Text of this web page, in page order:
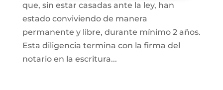
que, sin estar casadas ante la ley, han
estado conviviendo de manera
permanente y libre, durante mínimo 2 años.
Esta diligencia termina con la firma del
notario en la escritura...